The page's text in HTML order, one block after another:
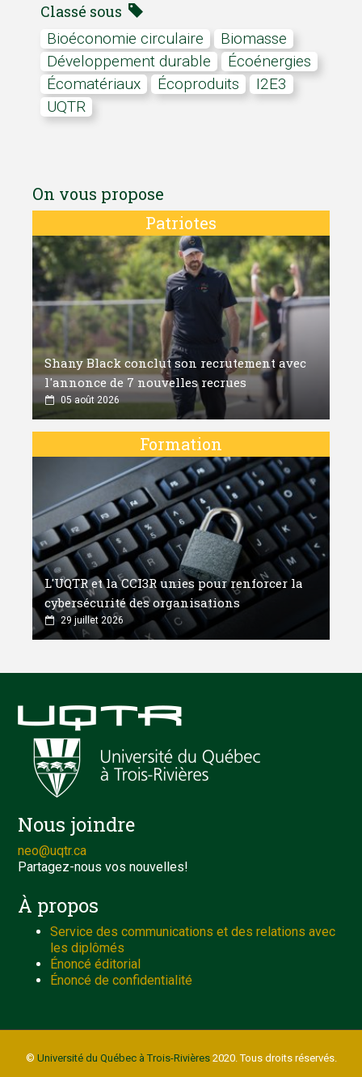
Classé sous
bioéconomie circulaire
biomasse
Développement durable
écoénergies
écomatériaux
écoproduits
I2E3
UQTR
On vous propose
Patriotes
Shany Black conclut son recrutement avec
l'annonce de 7 nouvelles recrues
05 août 2026
Formation
L'UQTR et la CCI3R unies pour renforcer la
cybersécurité des organisations
29 juillet 2026
Nous joindre
neo@uqtr.ca
Partagez-nous vos nouvelles!
À propos
Service des communications et des relations avec
les diplômés
Énoncé éditorial
Énoncé de confidentialité
© Université du Québec à Trois-Rivières2020. Tous droits réservés.